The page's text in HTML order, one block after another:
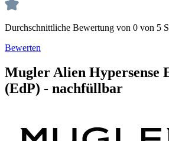
Durchschnittliche Bewertung von 0 von 5
Bewerten
MuglerAlien Hypersense
(EdP) - nachfüllbar